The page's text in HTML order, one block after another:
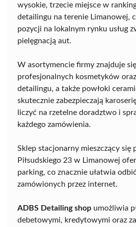
wysokie, trzecie miejsce w
detailingu na terenie Limanowej,
pozycji na lokalnym rynku usług
pielęgnacją aut.
W asortymencie firmy znajduje
profesjonalnych kosmetyków
detailingu, a także powłoki
skutecznie zabezpieczają
liczyć na rzetelne doradztwo i
każdego zamówienia.
Sklep stacjonarny mieszczący się
Piłsudskiego 23 w Limanowej
parking, co znacznie ułatwia
zamówionych przez internet.
ADBS Detailing shop umożliwia
debetowymi, kredytowymi oraz